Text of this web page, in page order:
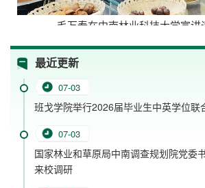
毛万春在中南林业科技大学宣讲
最近更新
07-03
班戈学院举行2026届毕业生中英学位联
07-03
国家林业和草原局中南调查规划院党委
来校调研